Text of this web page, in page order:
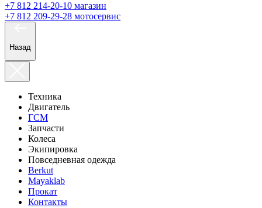
+7 812 214-20-10 магазин
+7 812 209-29-28 мотосервис
Назад
Техника
Двигатель
ГСМ
Запчасти
Колеса
Экипировка
Повседневная одежда
Berkut
Mayaklab
Прокат
Контакты